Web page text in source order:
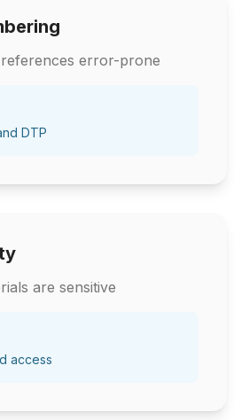
error-prone
DTP
are sensitive
access